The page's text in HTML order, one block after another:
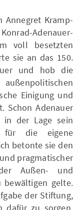
Annegret Kramp-
Adenauer-
voll besetzten
sie an das 150.
und hob die
Einigung und
Schon Adenauer
in der Lage sein
für die eigene
betonte sie den
pragmatischer
Außen- und
gelte.
der Stiftung,
dafür zu sorgen,